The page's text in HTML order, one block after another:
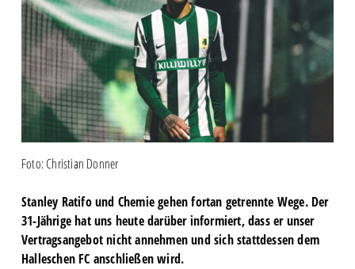
Foto: Christian Donner
Stanley Ratifo und Chemie gehen fortan getrennte Wege. Der
31-Jährige hat uns heute darüber informiert, dass er unser
Vertragsangebot nicht annehmen und sich stattdessen dem
Halleschen FC anschließen wird.